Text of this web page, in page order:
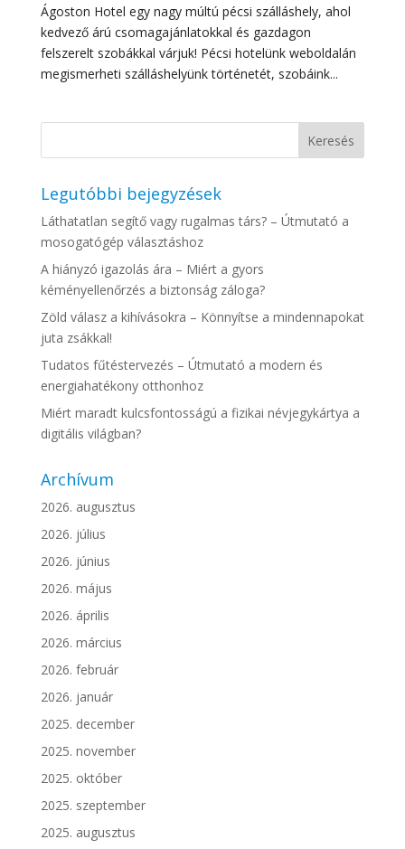
Ágoston Hotel egy nagy múltú pécsi szálláshely, ahol
kedvező árú csomagajánlatokkal és gazdagon
felszerelt szobákkal várjuk! Pécsi hotelünk weboldalán
megismerheti szálláshelyünk történetét, szobáink...
Legutóbbi bejegyzések
Láthatatlan segítő vagy rugalmas társ? – Útmutató a
mosogatógép választáshoz
A hiányzó igazolás ára – Miért a gyors
kéményellenőrzés a biztonság záloga?
Zöld válasz a kihívásokra – Könnyítse a mindennapokat
juta zsákkal!
Tudatos fűtéstervezés – Útmutató a modern és
energiahatékony otthonhoz
Miért maradt kulcsfontosságú a fizikai névjegykártya a
digitális világban?
Archívum
2026. augusztus
2026. július
2026. június
2026. május
2026. április
2026. március
2026. február
2026. január
2025. december
2025. november
2025. október
2025. szeptember
2025. augusztus